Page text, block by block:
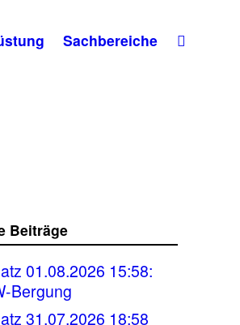
Sachbereiche
Beiträge
01.08.2026 15:58:
Bergung
31.07.2026 18:58